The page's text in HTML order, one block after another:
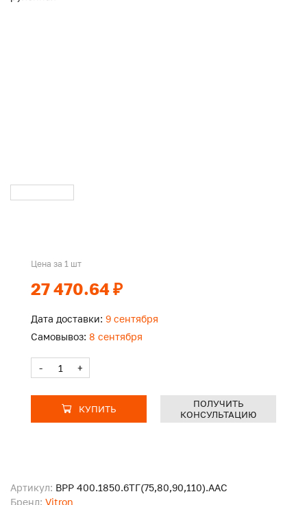
Артикул: ВРР 400.1850.6ТГ(75,80,90,110).ААС
Бренд: Vitron
Цена за 1 шт
27 470.64 ₽
Дата доставки: 9 сентября
Самовывоз: 8 сентября
- +
КУПИТЬ
ПОЛУЧИТЬ
КОНСУЛЬТАЦИЮ